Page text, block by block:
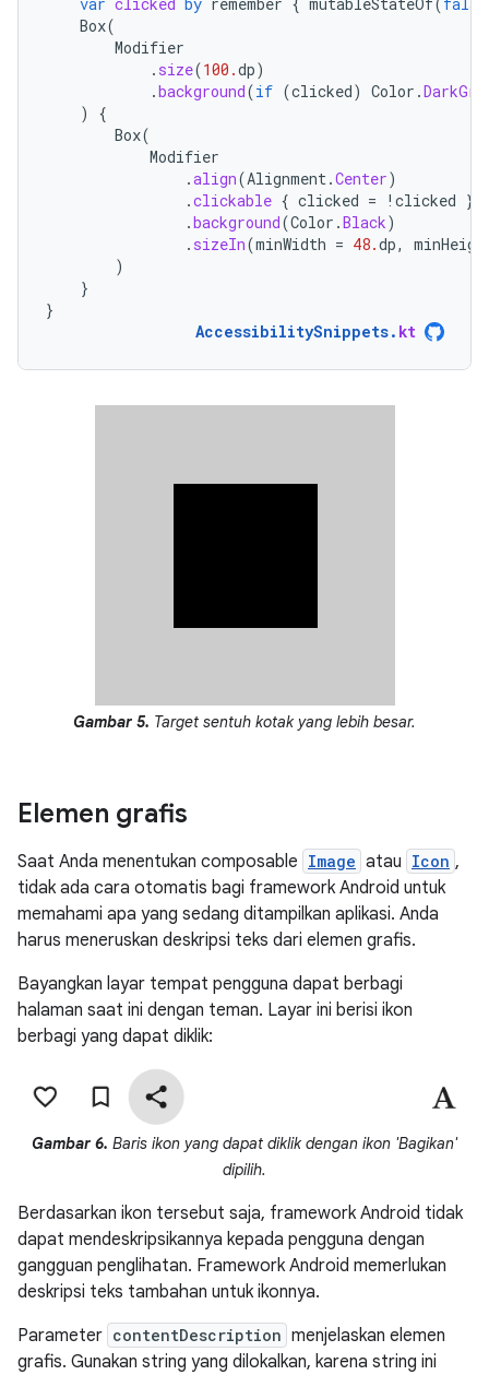
Box(
Modifier
. size(100.dp)
.background(if (clicked) Color .
)
{
Box(
Modifier
.align(Alignment.Center)
.clickable { clicked = ! clicked }
.background(Color .Black)
. sizeIn(minWidth = 48.dp,
)
}
}
AccessibilitySnippets. kt
Gambar 5. Target sentuh kotak yang lebih besar.
Elemen grafis
Saat Anda menentukan composable Image atau Icon ,
tidak ada cara otomatis bagi framework Android untuk
memahami apa yang sedang ditampilkan aplikasi. Anda
harus meneruskan deskripsi teks dari elemen grafis.
Bayangkan layar tempat pengguna dapat berbagi
halaman saat ini dengan teman. Layar ini berisi ikon
berbagi yang dapat diklik:
Gambar 6. Baris ikon yang dapat diklik dengan ikon 'Bagikan'
dipilih.
Berdasarkan ikon tersebut saja, framework Android tidak
dapat mendeskripsikannya kepada pengguna dengan
gangguan penglihatan. Framework Android memerlukan
deskripsi teks tambahan untuk ikonnya.
Parameter contentDescription menjelaskan elemen
grafis. Gunakan string yang dilokalkan, karena string ini